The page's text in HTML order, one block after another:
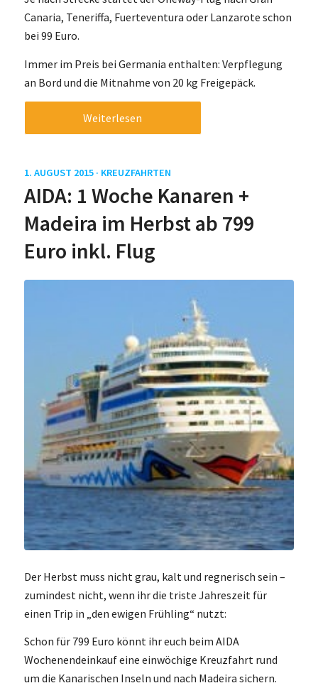
Canaria, Teneriffa, Fuerteventura oder Lanzarote schon
bei 99 Euro.
Immer im Preis bei Germania enthalten: Verpflegung
an Bord und die Mitnahme von 20 kg Freigepäck.
Weiterlesen
1. AUGUST 2015 · KREUZFAHRTEN
AIDA: 1 Woche Kanaren +
Madeira im Herbst ab 799
Euro inkl. Flug
Der Herbst muss nicht grau, kalt und regnerisch sein –
zumindest nicht, wenn ihr die triste Jahreszeit für
einen Trip in „den ewigen Frühling“ nutzt:
Schon für 799 Euro könnt ihr euch beim AIDA
Wochenendeinkauf eine einwöchige Kreuzfahrt rund
um die Kanarischen Inseln und nach Madeira sichern.